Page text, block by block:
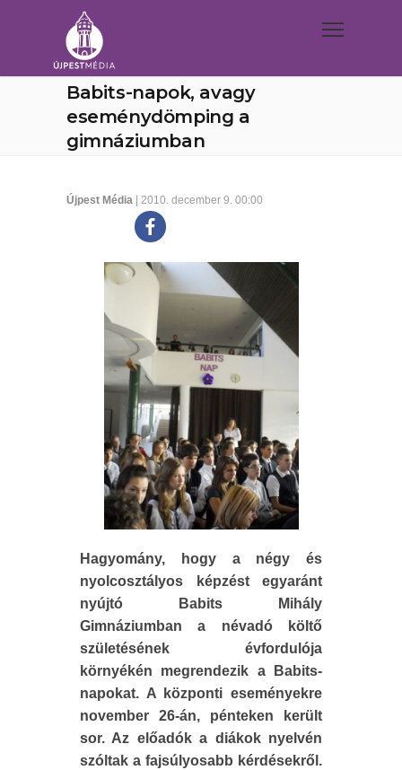
Babits-napok, avagy
eseménydömping a
gimnáziumban
Újpest Média | 2010. december 9. 00:00
Hagyomány, hogy a négy és
nyolcosztályos képzést egyaránt
nyújtó Babits Mihály
Gimnáziumban a névadó költő
születésének évfordulója
környékén megrendezik a Babits-
napokat. A központi eseményekre
november 26-án, pénteken került
sor. Az előadók a diákok nyelvén
szóltak a fajsúlyosabb kérdésekről.